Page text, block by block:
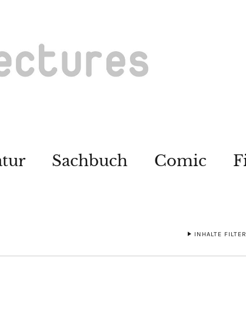
Sachbuch Comic
INHALTE